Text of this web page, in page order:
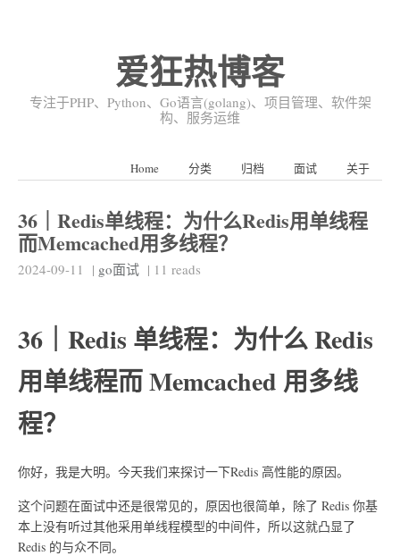
爱狂热博客
专注于PHP、Python、Go语言(golang)、项目管理、软件架
构、服务运维
Home 分类 归档 面试 关于
36｜Redis单线程：为什么Redis用单线程
而Memcached用多线程？
2024-09-11 | go面试 | 11 reads
36｜Redis 单线程：为什么 Redis
用单线程而 Memcached 用多线
程？
你好，我是大明。今天我们来探讨一下Redis 高性能的原因。
这个问题在面试中还是很常见的，原因也很简单，除了 Redis 你基
本上没有听过其他采用单线程模型的中间件，所以这就凸显了
Redis 的与众不同。